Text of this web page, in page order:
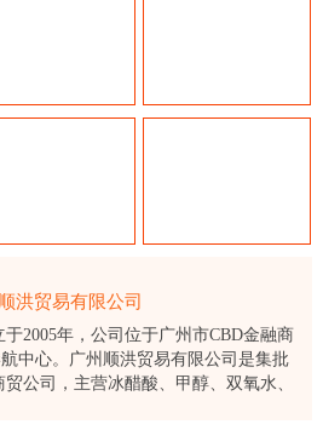
洪贸易有限公司
2005年，公司位于广州市CBD金融商
中心。广州顺洪贸易有限公司是集批
公司，主营冰醋酸、甲醇、双氧水、